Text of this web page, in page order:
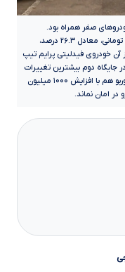
صفر همراه بود.
خودروی فیدلیتی پرایم تیپ ۱ با افزایش ۱۰۰۰ میلیون تومانی، معادل ۲۶.۳ درصد،
خودروی فیدلیتی پرایم تیپ
میلیون تومانی، معادل ۲۶.۳ درصد، در جایگاه دوم بیشترین تغییرات
امروز قرار گرفت. البته خودروی بیجینگ X۷ ۱.۵ لیتر توربو هم با افزایش ۱۰۰۰ میلیون